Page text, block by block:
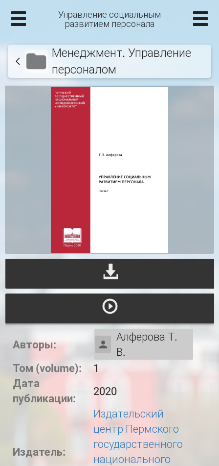
Управление социальным
развитием персонала
Менеджмент. Управление
персоналом
Авторы:
Алферова Т.
В.
Том (volume):
1
Дата
публикации:
2020
Издатель:
Издательский
центр Пермского
государственного
национального